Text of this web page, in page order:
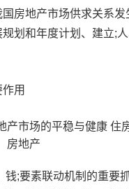
房地产市场供求关系
划和年度计划、建立;
用
;要素联动机制的重要